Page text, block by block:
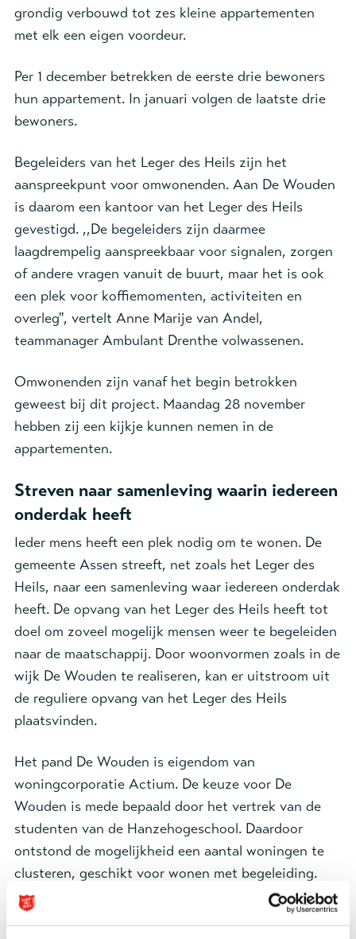
grondig verbouwd tot zes kleine appartementen
met elk een eigen voordeur.
Per 1 december betrekken de eerste drie bewoners
hun appartement. In januari volgen de laatste drie
bewoners.
Begeleiders van het Leger des Heils zijn het
aanspreekpunt voor omwonenden. Aan De Wouden
is daarom een kantoor van het Leger des Heils
gevestigd. ,,De begeleiders zijn daarmee
laagdrempelig aanspreekbaar voor signalen, zorgen
of andere vragen vanuit de buurt, maar het is ook
een plek voor koffiemomenten, activiteiten en
overleg", vertelt Anne Marije van Andel,
teammanager Ambulant Drenthe volwassenen.
Omwonenden zijn vanaf het begin betrokken
geweest bij dit project. Maandag 28 november
hebben zij een kijkje kunnen nemen in de
appartementen.
Streven naar samenleving waarin iedereen
onderdak heeft
Ieder mens heeft een plek nodig om te wonen. De
gemeente Assen streeft, net zoals het Leger des
Heils, naar een samenleving waar iedereen onderdak
heeft. De opvang van het Leger des Heils heeft tot
doel om zoveel mogelijk mensen weer te begeleiden
naar de maatschappij. Door woonvormen zoals in de
wijk De Wouden te realiseren, kan er uitstroom uit
de reguliere opvang van het Leger des Heils
plaatsvinden.
Het pand De Wouden is eigendom van
woningcorporatie Actium. De keuze voor De
Wouden is mede bepaald door het vertrek van de
studenten van de Hanzehogeschool. Daardoor
ontstond de mogelijkheid een aantal woningen te
clusteren, geschikt voor wonen met begeleiding.
Begeleiding